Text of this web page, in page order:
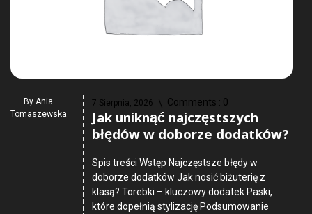
By Ania
Tomaszewska
7 Sierpnia, 2026 Comments : 0
Jak uniknąć najczęstszych
błędów w doborze dodatków?
Spis treści Wstęp Najczęstsze błędy w
doborze dodatków Jak nosić biżuterię z
klasą? Torebki – kluczowy dodatek Paski,
które dopełnią stylizację Podsumowanie